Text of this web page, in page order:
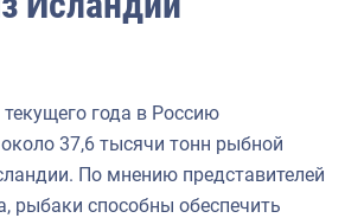
СМИ
литература
года в Россию
37,6 тысячи тонн рыбной
По мнению представителей
рыбаки способны обеспечить